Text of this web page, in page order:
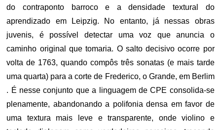
do contraponto barroco e a densidade textural do
aprendizado em Leipzig. No entanto, já nessas obras
juvenis, é possível detectar uma voz que anuncia o
caminho original que tomaria. O salto decisivo ocorre por
volta de 1763, quando compôs três sonatas (e mais tarde
uma quarta) para a corte de Frederico, o Grande, em Berlim
. É nesse conjunto que a linguagem de CPE consolida-se
plenamente, abandonando a polifonia densa em favor de
uma textura mais leve e transparente, onde violino e